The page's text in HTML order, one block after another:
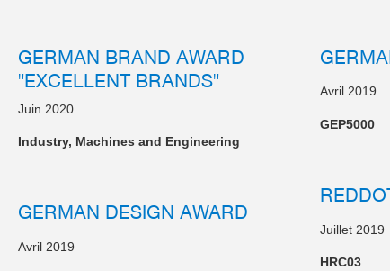
GERMAN BRAND AWARD
"EXCELLENT BRANDS"
Juin 2020
Industry, Machines and Engineering
GERMAN DESIGN AWARD
Avril 2019
Avril 2019
GEP5000
Juillet 2019
HRC03